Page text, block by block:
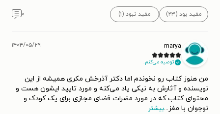
مفید بود (۲۳) مفید نبود (۱) ۰
marya
توصیه می‌کنم.
۱۴۰۴/۰۵/۲۹
من هنوز کتاب رو نخوندم اما دکتر آذرخش مکری همیشه از این
نویسنده و آثارش به نیکی یاد می‌کنه و مورد تایید ایشون هست و
محتوای کتاب که در مورد مضرات فضای مجازی برای یک کودک و
نوجوان با مغز...بیشتر